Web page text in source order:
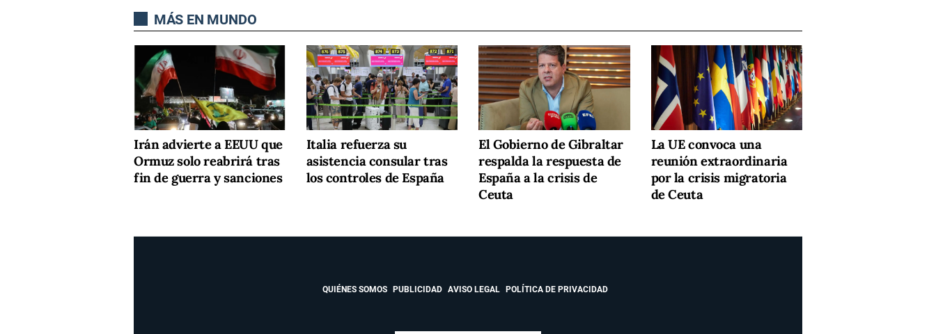
MÁS EN MUNDO
Irán advierte a EEUU que
Ormuz solo reabrirá tras
fin de guerra y sanciones
Italia refuerza su
asistencia consular tras
los controles de España
El Gobierno de Gibraltar
respalda la respuesta de
España a la crisis de
Ceuta
La UE convoca una
reunión extraordinaria
por la crisis migratoria
de Ceuta
QUIÉNES SOMOS PUBLICIDAD AVISO LEGAL POLÍTICA DE PRIVACIDAD